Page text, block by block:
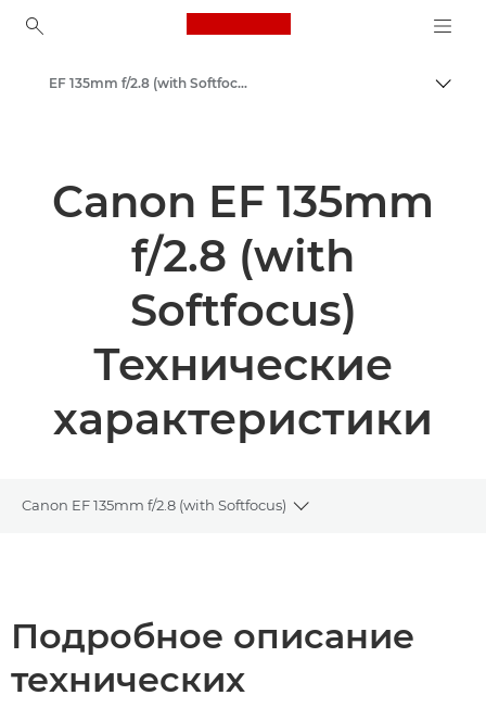
Canon Logo, back to
EF 135mm f/2.8 (with Softfocus)
Canon EF 135mm
f/2.8 (with
Softfocus)
Технические
характеристики
Canon EF 135mm f/2.8 (with Softfocus)
Toggle breadcrumbs
Подробное описание
технических